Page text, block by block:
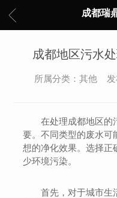
成都瑞
成都地区污水
所属分类：其他 发
在处理成都地区的
要。不同类型的废水可
想的净化效果。选择正
少环境污染。
首先，对于城市生